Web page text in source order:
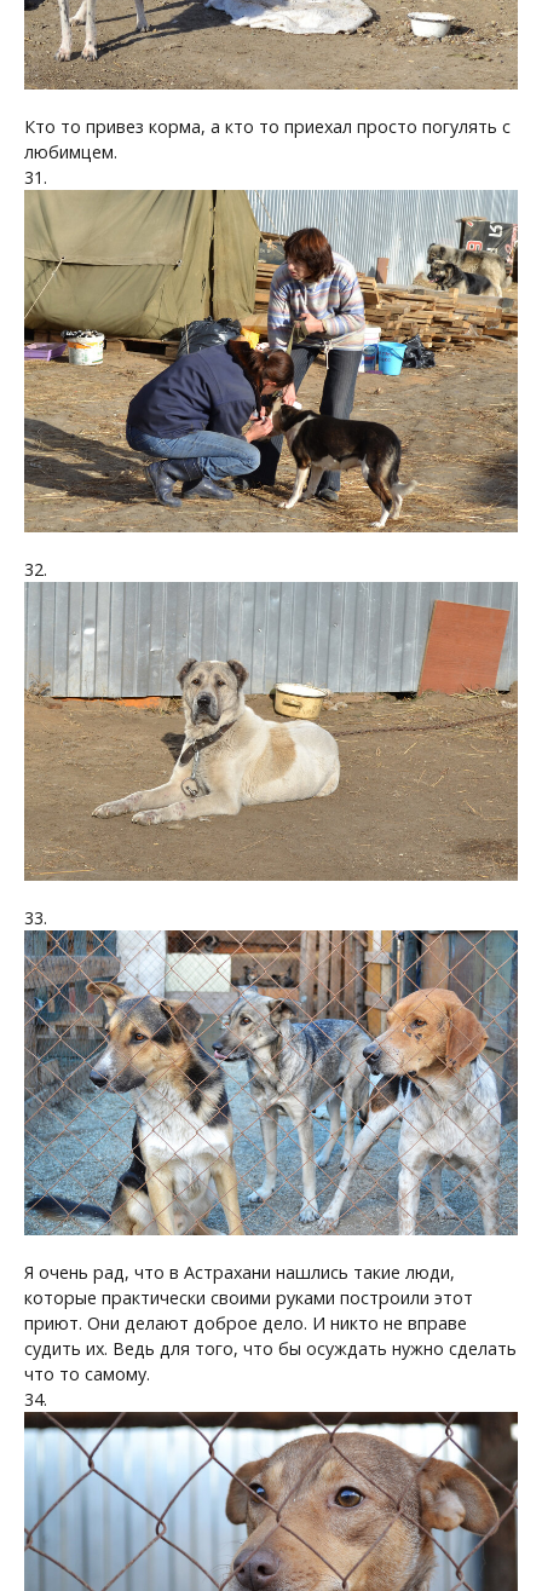
Кто то привез корма, а кто то приехал просто погулять с
любимцем.
31.
32.
33.
Я очень рад, что в Астрахани нашлись такие люди,
которые практически своими руками построили этот
приют. Они делают доброе дело. И никто не вправе
судить их. Ведь для того, что бы осуждать нужно сделать
что то самому.
34.